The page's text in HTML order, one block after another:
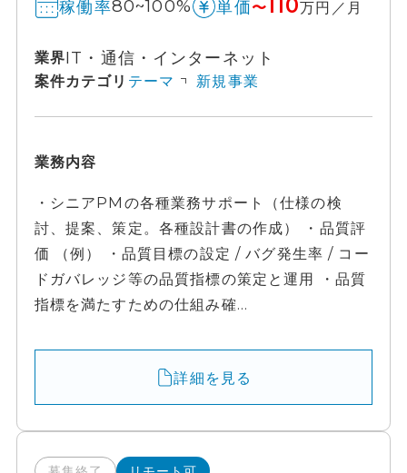
稼働率80~100% 単価〜110万円／月
業界IT・通信・インターネット
案件カテゴリ テーマ 新規事業
業務内容
・シニアPMの各種業務サポート（仕様の検
討、提案、策定。各種設計書の作成） ・品質評
価 （例） ・品質目標の設定 / バグ発生率 / コー
ドガバレッジ等の品質指標の策定と運用 ・品質
指標を満たすための仕組み確...
詳細を見る